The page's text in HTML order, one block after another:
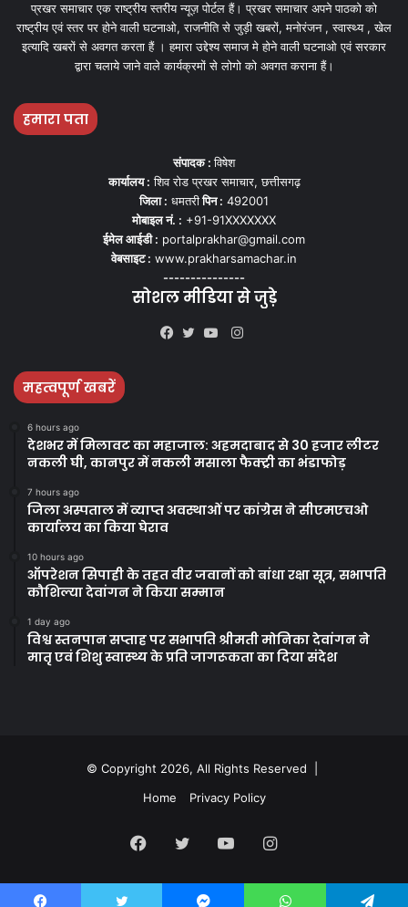
प्रखर समाचार एक राष्ट्रीय स्तरीय न्यूज़ पोर्टल हैं। प्रखर समाचार अपने पाठको को
राष्ट्रीय एवं स्तर पर होने वाली घटनाओ, राजनीति से जुड़ी खबरों, मनोरंजन , स्वास्थ्य , खेल
इत्यादि खबरों से अवगत करता हैं । हमारा उद्देश्य समाज मे होने वाली घटनाओ एवं सरकार
द्वारा चलाये जाने वाले कार्यक्रमों से लोगो को अवगत कराना हैं।
हमारा पता
संपादक :विषेश
कार्यालय : शिव रोड प्रखर समाचार, छत्तीसगढ़
जिला : धमतरीपिन : 492001
मोबाइल नं. : +91-91XXXXXXX
ईमेल आईडी : portalprakhar@gmail.com
वेबसाइट : www.prakharsamachar.in
---------------
सोशल मीडिया से जुड़े
Instagram
महत्वपूर्ण खबरें
6 hours ago
देशभर में मिलावट का महाजाल: अहमदाबाद से 30 हजार लीटर
नकली घी, कानपुर में नकली मसाला फैक्ट्री का भंडाफोड़
7 hours ago
जिला अस्पताल में व्याप्त अवस्थाओं पर कांग्रेस ने सीएमएचओ
कार्यालय का किया घेराव
10 hours ago
ऑपरेशन सिपाही के तहत वीर जवानों को बांधा रक्षा सूत्र, सभापति
कौशिल्या देवांगन ने किया सम्मान
1 day ago
विश्व स्तनपान सप्ताह पर सभापति श्रीमती मोनिका देवांगन ने
मातृ एवं शिशु स्वास्थ्य के प्रति जागरूकता का दिया संदेश
© Copyright 2026, All Rights Reserved |
Home
Privacy Policy
Facebook
TwitterYouTubeInstagram